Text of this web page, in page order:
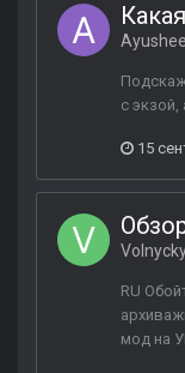
с
15
RU
мод на